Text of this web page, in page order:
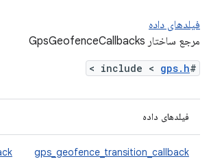
فیلدهای داده
مرجع ساختار GpsGeofenceCallbacks
#include <
gps.h
>
فیلدهای داده
gps_geofence_transition_callback